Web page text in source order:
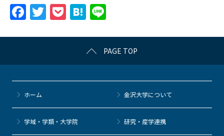
F
c
e
b
o
o
k
T
itt
er
P
c
k
et
H
e
n
a
e
PAGE TOP
ホーム 金沢大学について
学域・学類・大学院 研究・産学連携